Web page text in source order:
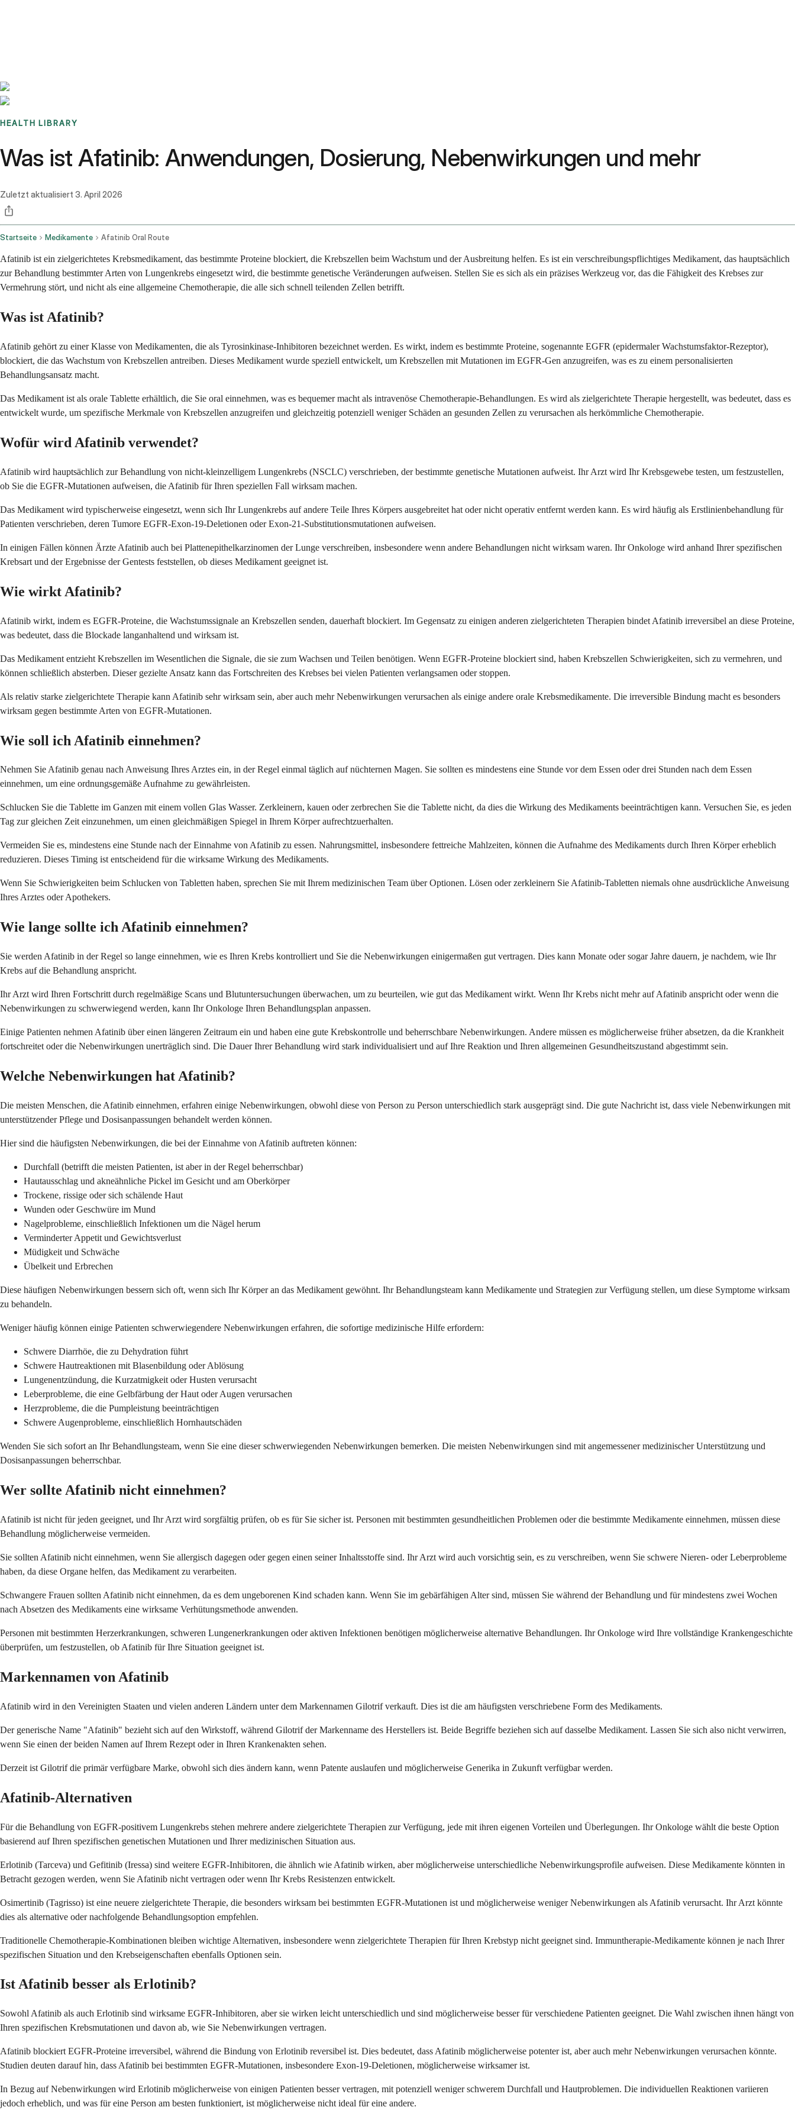
HEALTH LIBRARY
Was ist Afatinib: Anwendungen, Dosierung, Nebenwirkungen und mehr
Zuletzt aktualisiert 3. April 2026
Startseite Medikamente Afatinib Oral Route
Afatinib ist ein zielgerichtetes Krebsmedikament, das bestimmte Proteine blockiert, die Krebszellen beim Wachstum und der Ausbreitung helfen. Es ist ein verschreibungspflichtiges Medikament, das hauptsächlich
zur Behandlung bestimmter Arten von Lungenkrebs eingesetzt wird, die bestimmte genetische Veränderungen aufweisen. Stellen Sie es sich als ein präzises Werkzeug vor, das die Fähigkeit des Krebses zur
Vermehrung stört, und nicht als eine allgemeine Chemotherapie, die alle sich schnell teilenden Zellen betrifft.
Was ist Afatinib?
Afatinib gehört zu einer Klasse von Medikamenten, die als Tyrosinkinase-Inhibitoren bezeichnet werden. Es wirkt, indem es bestimmte Proteine, sogenannte EGFR (epidermaler Wachstumsfaktor-Rezeptor),
blockiert, die das Wachstum von Krebszellen antreiben. Dieses Medikament wurde speziell entwickelt, um Krebszellen mit Mutationen im EGFR-Gen anzugreifen, was es zu einem personalisierten
Behandlungsansatz macht.
Das Medikament ist als orale Tablette erhältlich, die Sie oral einnehmen, was es bequemer macht als intravenöse Chemotherapie-Behandlungen. Es wird als zielgerichtete Therapie hergestellt, was bedeutet, dass es
entwickelt wurde, um spezifische Merkmale von Krebszellen anzugreifen und gleichzeitig potenziell weniger Schäden an gesunden Zellen zu verursachen als herkömmliche Chemotherapie.
Wofür wird Afatinib verwendet?
Afatinib wird hauptsächlich zur Behandlung von nicht-kleinzelligem Lungenkrebs (NSCLC) verschrieben, der bestimmte genetische Mutationen aufweist. Ihr Arzt wird Ihr Krebsgewebe testen, um festzustellen,
ob Sie die EGFR-Mutationen aufweisen, die Afatinib für Ihren speziellen Fall wirksam machen.
Das Medikament wird typischerweise eingesetzt, wenn sich Ihr Lungenkrebs auf andere Teile Ihres Körpers ausgebreitet hat oder nicht operativ entfernt werden kann. Es wird häufig als Erstlinienbehandlung für
Patienten verschrieben, deren Tumore EGFR-Exon-19-Deletionen oder Exon-21-Substitutionsmutationen aufweisen.
In einigen Fällen können Ärzte Afatinib auch bei Plattenepithelkarzinomen der Lunge verschreiben, insbesondere wenn andere Behandlungen nicht wirksam waren. Ihr Onkologe wird anhand Ihrer spezifischen
Krebsart und der Ergebnisse der Gentests feststellen, ob dieses Medikament geeignet ist.
Wie wirkt Afatinib?
Afatinib wirkt, indem es EGFR-Proteine, die Wachstumssignale an Krebszellen senden, dauerhaft blockiert. Im Gegensatz zu einigen anderen zielgerichteten Therapien bindet Afatinib irreversibel an diese Proteine,
was bedeutet, dass die Blockade langanhaltend und wirksam ist.
Das Medikament entzieht Krebszellen im Wesentlichen die Signale, die sie zum Wachsen und Teilen benötigen. Wenn EGFR-Proteine blockiert sind, haben Krebszellen Schwierigkeiten, sich zu vermehren, und
können schließlich absterben. Dieser gezielte Ansatz kann das Fortschreiten des Krebses bei vielen Patienten verlangsamen oder stoppen.
Als relativ starke zielgerichtete Therapie kann Afatinib sehr wirksam sein, aber auch mehr Nebenwirkungen verursachen als einige andere orale Krebsmedikamente. Die irreversible Bindung macht es besonders
wirksam gegen bestimmte Arten von EGFR-Mutationen.
Wie soll ich Afatinib einnehmen?
Nehmen Sie Afatinib genau nach Anweisung Ihres Arztes ein, in der Regel einmal täglich auf nüchternen Magen. Sie sollten es mindestens eine Stunde vor dem Essen oder drei Stunden nach dem Essen
einnehmen, um eine ordnungsgemäße Aufnahme zu gewährleisten.
Schlucken Sie die Tablette im Ganzen mit einem vollen Glas Wasser. Zerkleinern, kauen oder zerbrechen Sie die Tablette nicht, da dies die Wirkung des Medikaments beeinträchtigen kann. Versuchen Sie, es jeden
Tag zur gleichen Zeit einzunehmen, um einen gleichmäßigen Spiegel in Ihrem Körper aufrechtzuerhalten.
Vermeiden Sie es, mindestens eine Stunde nach der Einnahme von Afatinib zu essen. Nahrungsmittel, insbesondere fettreiche Mahlzeiten, können die Aufnahme des Medikaments durch Ihren Körper erheblich
reduzieren. Dieses Timing ist entscheidend für die wirksame Wirkung des Medikaments.
Wenn Sie Schwierigkeiten beim Schlucken von Tabletten haben, sprechen Sie mit Ihrem medizinischen Team über Optionen. Lösen oder zerkleinern Sie Afatinib-Tabletten niemals ohne ausdrückliche Anweisung
Ihres Arztes oder Apothekers.
Wie lange sollte ich Afatinib einnehmen?
Sie werden Afatinib in der Regel so lange einnehmen, wie es Ihren Krebs kontrolliert und Sie die Nebenwirkungen einigermaßen gut vertragen. Dies kann Monate oder sogar Jahre dauern, je nachdem, wie Ihr
Krebs auf die Behandlung anspricht.
Ihr Arzt wird Ihren Fortschritt durch regelmäßige Scans und Blutuntersuchungen überwachen, um zu beurteilen, wie gut das Medikament wirkt. Wenn Ihr Krebs nicht mehr auf Afatinib anspricht oder wenn die
Nebenwirkungen zu schwerwiegend werden, kann Ihr Onkologe Ihren Behandlungsplan anpassen.
Einige Patienten nehmen Afatinib über einen längeren Zeitraum ein und haben eine gute Krebskontrolle und beherrschbare Nebenwirkungen. Andere müssen es möglicherweise früher absetzen, da die Krankheit
fortschreitet oder die Nebenwirkungen unerträglich sind. Die Dauer Ihrer Behandlung wird stark individualisiert und auf Ihre Reaktion und Ihren allgemeinen Gesundheitszustand abgestimmt sein.
Welche Nebenwirkungen hat Afatinib?
Die meisten Menschen, die Afatinib einnehmen, erfahren einige Nebenwirkungen, obwohl diese von Person zu Person unterschiedlich stark ausgeprägt sind. Die gute Nachricht ist, dass viele Nebenwirkungen mit
unterstützender Pflege und Dosisanpassungen behandelt werden können.
Hier sind die häufigsten Nebenwirkungen, die bei der Einnahme von Afatinib auftreten können:
Durchfall (betrifft die meisten Patienten, ist aber in der Regel beherrschbar)
Hautausschlag und akneähnliche Pickel im Gesicht und am Oberkörper
Trockene, rissige oder sich schälende Haut
Wunden oder Geschwüre im Mund
Nagelprobleme, einschließlich Infektionen um die Nägel herum
Verminderter Appetit und Gewichtsverlust
Müdigkeit und Schwäche
Übelkeit und Erbrechen
Diese häufigen Nebenwirkungen bessern sich oft, wenn sich Ihr Körper an das Medikament gewöhnt. Ihr Behandlungsteam kann Medikamente und Strategien zur Verfügung stellen, um diese Symptome wirksam
zu behandeln.
Weniger häufig können einige Patienten schwerwiegendere Nebenwirkungen erfahren, die sofortige medizinische Hilfe erfordern:
Schwere Diarrhöe, die zu Dehydration führt
Schwere Hautreaktionen mit Blasenbildung oder Ablösung
Lungenentzündung, die Kurzatmigkeit oder Husten verursacht
Leberprobleme, die eine Gelbfärbung der Haut oder Augen verursachen
Herzprobleme, die die Pumpleistung beeinträchtigen
Schwere Augenprobleme, einschließlich Hornhautschäden
Wenden Sie sich sofort an Ihr Behandlungsteam, wenn Sie eine dieser schwerwiegenden Nebenwirkungen bemerken. Die meisten Nebenwirkungen sind mit angemessener medizinischer Unterstützung und
Dosisanpassungen beherrschbar.
Wer sollte Afatinib nicht einnehmen?
Afatinib ist nicht für jeden geeignet, und Ihr Arzt wird sorgfältig prüfen, ob es für Sie sicher ist. Personen mit bestimmten gesundheitlichen Problemen oder die bestimmte Medikamente einnehmen, müssen diese
Behandlung möglicherweise vermeiden.
Sie sollten Afatinib nicht einnehmen, wenn Sie allergisch dagegen oder gegen einen seiner Inhaltsstoffe sind. Ihr Arzt wird auch vorsichtig sein, es zu verschreiben, wenn Sie schwere Nieren- oder Leberprobleme
haben, da diese Organe helfen, das Medikament zu verarbeiten.
Schwangere Frauen sollten Afatinib nicht einnehmen, da es dem ungeborenen Kind schaden kann. Wenn Sie im gebärfähigen Alter sind, müssen Sie während der Behandlung und für mindestens zwei Wochen
nach Absetzen des Medikaments eine wirksame Verhütungsmethode anwenden.
Personen mit bestimmten Herzerkrankungen, schweren Lungenerkrankungen oder aktiven Infektionen benötigen möglicherweise alternative Behandlungen. Ihr Onkologe wird Ihre vollständige Krankengeschichte
überprüfen, um festzustellen, ob Afatinib für Ihre Situation geeignet ist.
Markennamen von Afatinib
Afatinib wird in den Vereinigten Staaten und vielen anderen Ländern unter dem Markennamen Gilotrif verkauft. Dies ist die am häufigsten verschriebene Form des Medikaments.
Der generische Name "Afatinib" bezieht sich auf den Wirkstoff, während Gilotrif der Markenname des Herstellers ist. Beide Begriffe beziehen sich auf dasselbe Medikament. Lassen Sie sich also nicht verwirren,
wenn Sie einen der beiden Namen auf Ihrem Rezept oder in Ihren Krankenakten sehen.
Derzeit ist Gilotrif die primär verfügbare Marke, obwohl sich dies ändern kann, wenn Patente auslaufen und möglicherweise Generika in Zukunft verfügbar werden.
Afatinib-Alternativen
Für die Behandlung von EGFR-positivem Lungenkrebs stehen mehrere andere zielgerichtete Therapien zur Verfügung, jede mit ihren eigenen Vorteilen und Überlegungen. Ihr Onkologe wählt die beste Option
basierend auf Ihren spezifischen genetischen Mutationen und Ihrer medizinischen Situation aus.
Erlotinib (Tarceva) und Gefitinib (Iressa) sind weitere EGFR-Inhibitoren, die ähnlich wie Afatinib wirken, aber möglicherweise unterschiedliche Nebenwirkungsprofile aufweisen. Diese Medikamente könnten in
Betracht gezogen werden, wenn Sie Afatinib nicht vertragen oder wenn Ihr Krebs Resistenzen entwickelt.
Osimertinib (Tagrisso) ist eine neuere zielgerichtete Therapie, die besonders wirksam bei bestimmten EGFR-Mutationen ist und möglicherweise weniger Nebenwirkungen als Afatinib verursacht. Ihr Arzt könnte
dies als alternative oder nachfolgende Behandlungsoption empfehlen.
Traditionelle Chemotherapie-Kombinationen bleiben wichtige Alternativen, insbesondere wenn zielgerichtete Therapien für Ihren Krebstyp nicht geeignet sind. Immuntherapie-Medikamente können je nach Ihrer
spezifischen Situation und den Krebseigenschaften ebenfalls Optionen sein.
Ist Afatinib besser als Erlotinib?
Sowohl Afatinib als auch Erlotinib sind wirksame EGFR-Inhibitoren, aber sie wirken leicht unterschiedlich und sind möglicherweise besser für verschiedene Patienten geeignet. Die Wahl zwischen ihnen hängt von
Ihren spezifischen Krebsmutationen und davon ab, wie Sie Nebenwirkungen vertragen.
Afatinib blockiert EGFR-Proteine irreversibel, während die Bindung von Erlotinib reversibel ist. Dies bedeutet, dass Afatinib möglicherweise potenter ist, aber auch mehr Nebenwirkungen verursachen könnte.
Studien deuten darauf hin, dass Afatinib bei bestimmten EGFR-Mutationen, insbesondere Exon-19-Deletionen, möglicherweise wirksamer ist.
In Bezug auf Nebenwirkungen wird Erlotinib möglicherweise von einigen Patienten besser vertragen, mit potenziell weniger schwerem Durchfall und Hautproblemen. Die individuellen Reaktionen variieren
jedoch erheblich, und was für eine Person am besten funktioniert, ist möglicherweise nicht ideal für eine andere.